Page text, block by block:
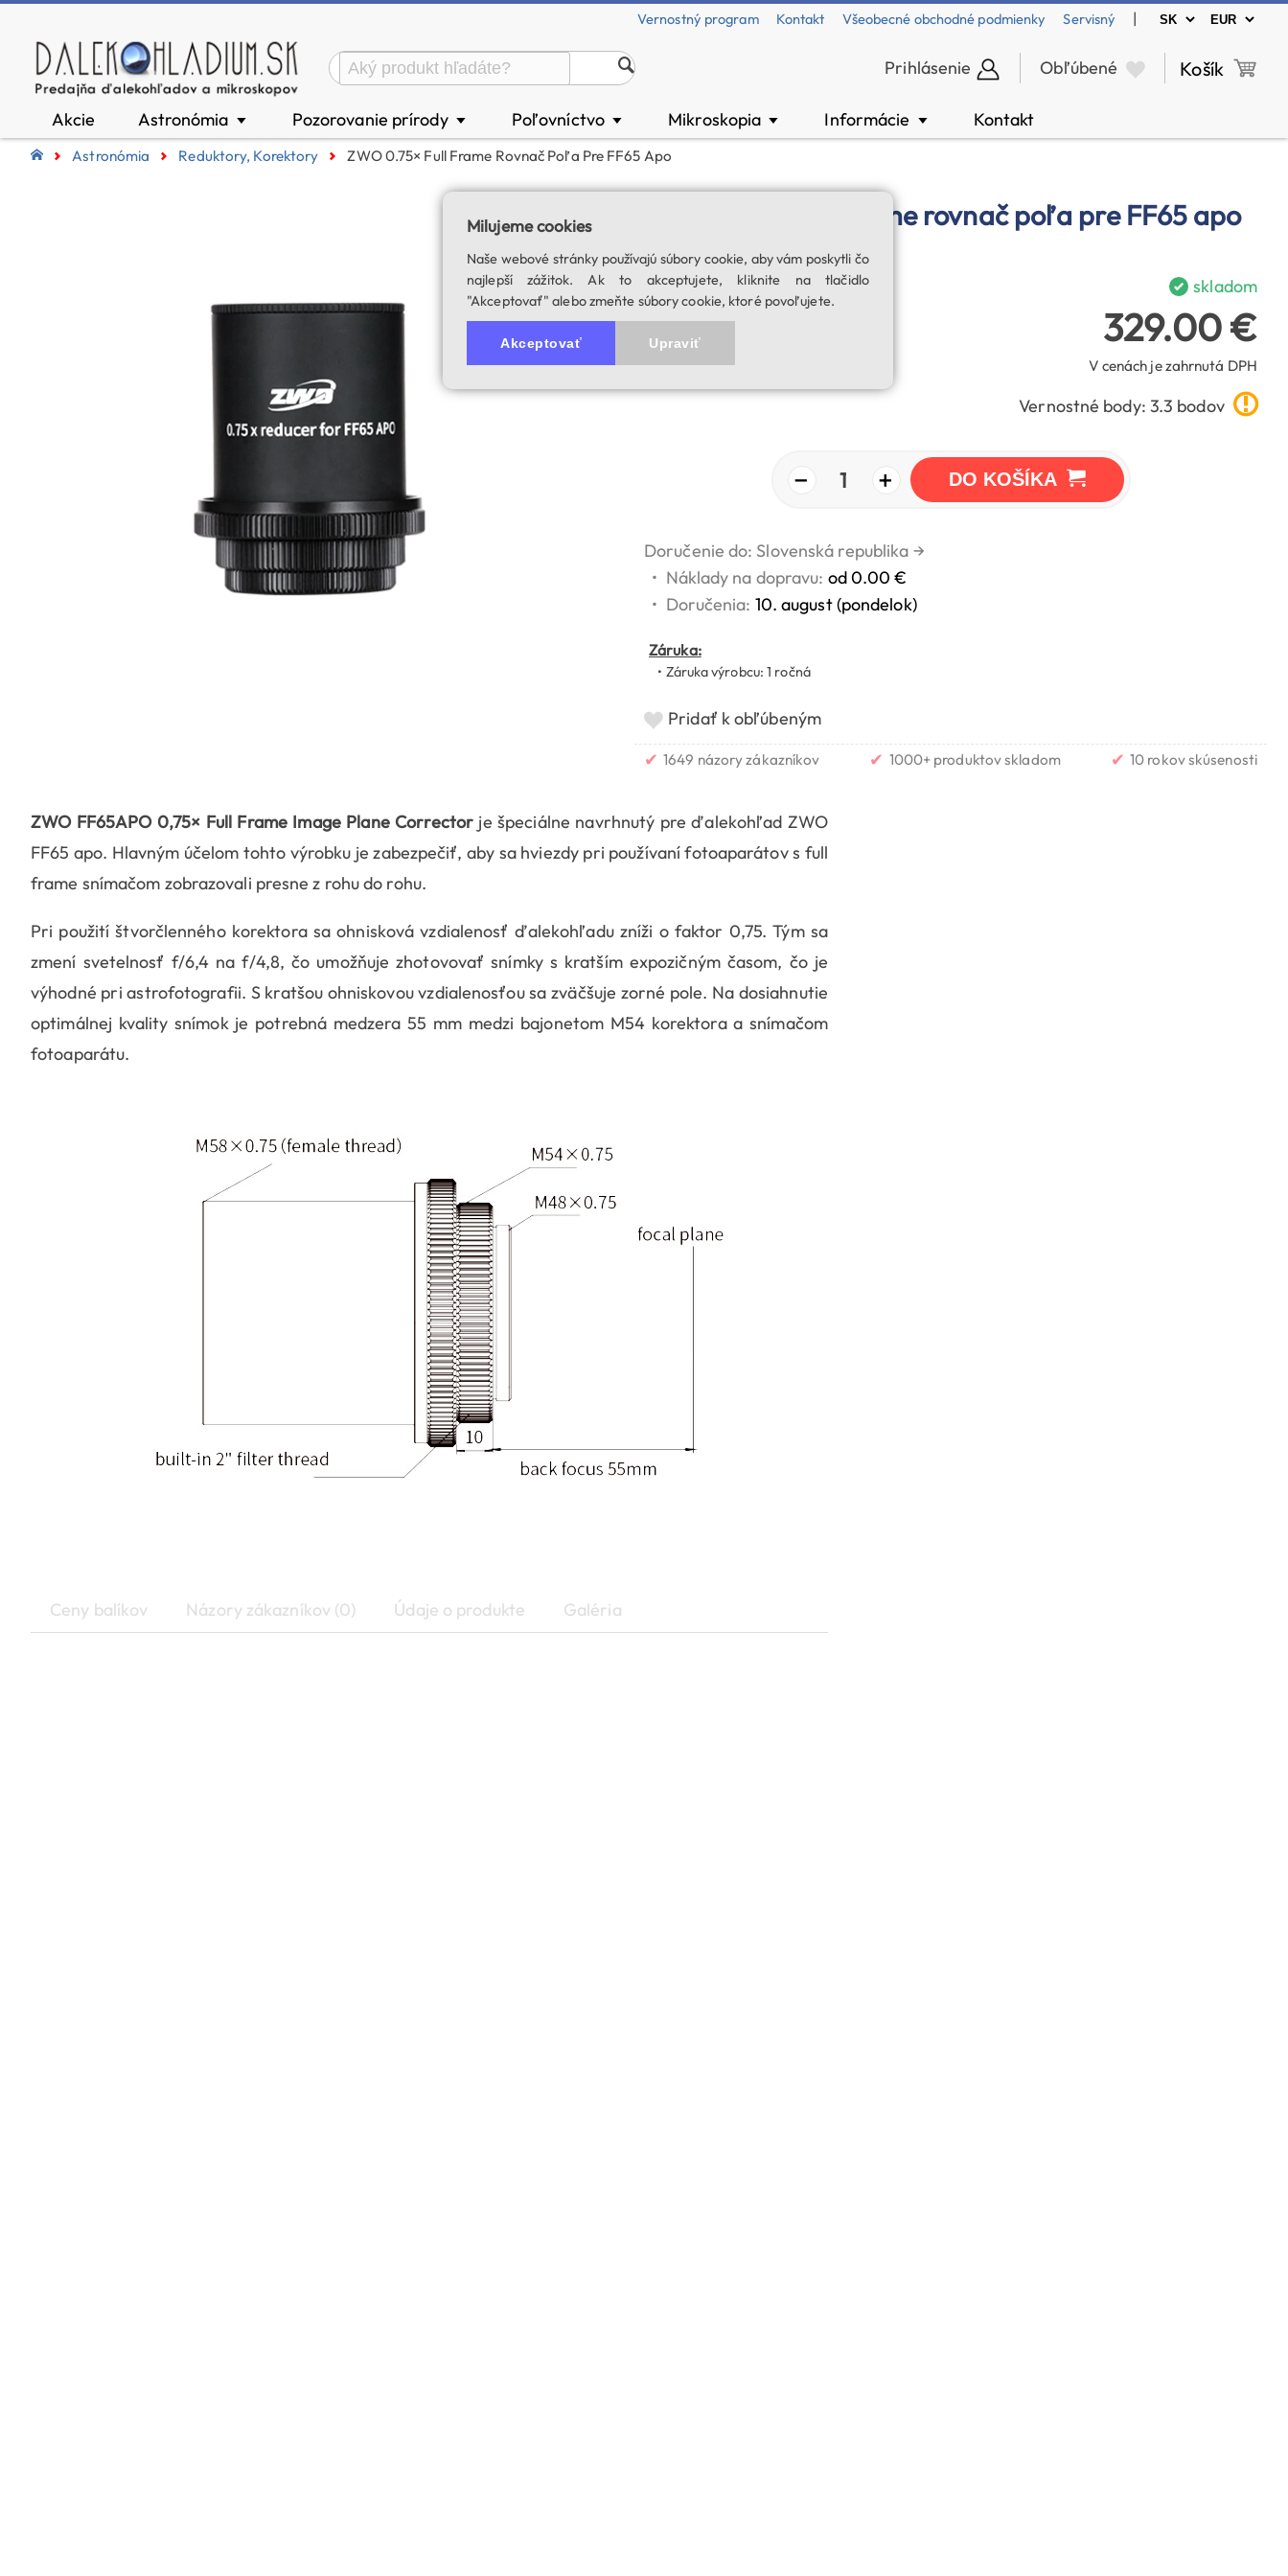
Vernostný program Kontakt Všeobecné obchodné podmienky Servisný |
Prihlásenie Obľúbené Košík
Akcie Astronómia ▼ Pozorovanie prírody ▼ Poľovníctvo ▼ Mikroskopia ▼ Informácie ▼ Kontakt
Astronómia Reduktory, Korektory ZWO 0.75× Full Frame Rovnač Poľa Pre FF65 Apo
ZWO 0.75× Full Frame rovnač poľa pre FF65 apo
skladom
329.00 €
V cenách je zahrnutá DPH
Vernostné body: 3.3 bodov
− 1 + DO KOŠÍKA
Doručenie do: Slovenská republika →
• Náklady na dopravu: od 0.00 €
• Doručenia: 10. august (pondelok)
Záruka:
• Záruka výrobcu: 1 ročná
Pridať k obľúbeným
✔ 1649 názory zákazníkov ✔ 1000+ produktov skladom ✔ 10 rokov skúsenosti
ZWO FF65APO 0,75× Full Frame Image Plane Corrector je špeciálne navrhnutý pre ďalekohľad ZWO
FF65 apo. Hlavným účelom tohto výrobku je zabezpečiť, aby sa hviezdy pri používaní fotoaparátov s full
frame snímačom zobrazovali presne z rohu do rohu.
Pri použití štvorčlenného korektora sa ohnisková vzdialenosť ďalekohľadu zníži o faktor 0,75. Tým sa
zmení svetelnosť f/6,4 na f/4,8, čo umožňuje zhotovovať snímky s kratším expozičným časom, čo je
výhodné pri astrofotografii. S kratšou ohniskovou vzdialenosťou sa zväčšuje zorné pole. Na dosiahnutie
optimálnej kvality snímok je potrebná medzera 55 mm medzi bajonetom M54 korektora a snímačom
fotoaparátu.
Ceny balíkov Názory zákazníkov (0) Údaje o produkte Galéria
Milujeme cookies
Naše webové stránky používajú súbory cookie, aby vám poskytli čo
najlepší zážitok. Ak to akceptujete, kliknite na tlačidlo
"Akceptovať" alebo zmeňte súbory cookie, ktoré povoľujete.
Akceptovať Upraviť